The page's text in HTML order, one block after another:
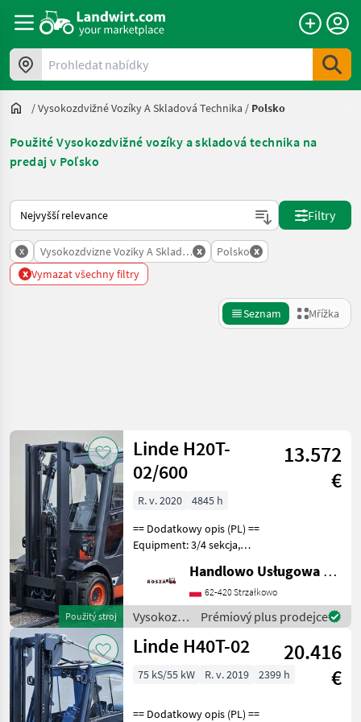
Prohledat nabídky
/Vysokozdvižné Vozíky A Skladová Technika / Polsko
Použité Vysokozdvižné vozíky a skladová technika na
predaj v Poľsko
Takto se řadí nabídky na Landwirt.com
Filtry
x Vysokozdvizne Voziky A Skladova Technika
x Polsko x
x Vymazat všechny filtry
Seznam Mřížka
Kategorie 2 Země Filtry
AKTUÁLNÍ
CESTA
poľnohospodárska
technika
Vysokozdvizne
Voziky A
Skladova
Technika
VYBRAT
KATEGORII
Vozík
55
Obnovit
Zobrazit
57
výsledků
Použitý stroj
Linde H20T-
02/600
13.572
€
R. v. 2020
4845 h
== Dodatkowy opis (PL) ==
Equipment: 3/4 sekcja,
Additional info: Stan:
Bardzo dobry, Możliwośc
UDT Palivo: plyn, typ
stožiara: duplex
Handlowo Usługowa Alanex Alan Roszak
62-420 Strzałkowo
Vysokozdvižné
vozíky a
skladová
Linde
Prémiový plus prodejce
Linde H40T-02
20.416
€
75 kS/55 kW R. v. 2019 2399 h
== Dodatkowy opis (PL) ==